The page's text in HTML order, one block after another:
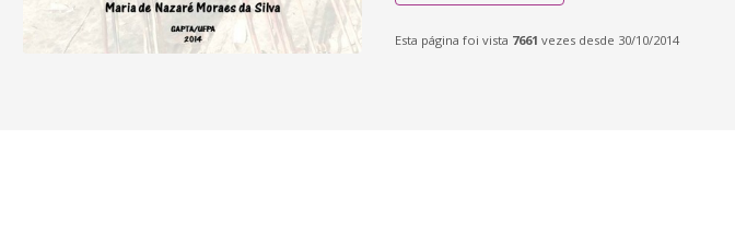
Esta página foi vista 7661 vezes desde 30/10/2014